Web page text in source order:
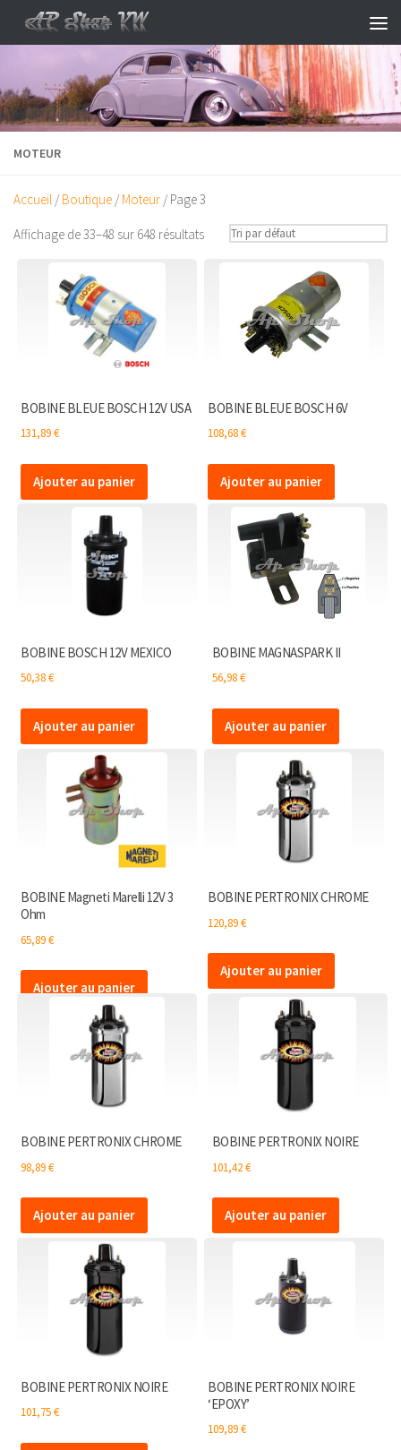
Skip to content
MOTEUR
Accueil / Boutique / Moteur / Page 3
Affichage de 33–48 sur 648 résultats
BOBINE BLEUE BOSCH 12V USA
131,89€
Ajouter au panier
BOBINE BLEUE BOSCH 6V
108,68€
Ajouter au panier
BOBINE BOSCH 12V MEXICO
50,38€
Ajouter au panier
BOBINE MAGNASPARK II
56,98€
Ajouter au panier
BOBINE Magneti Marelli 12V 3
Ohm
65,89€
Ajouter au panier
BOBINE PERTRONIX CHROME
120,89€
Ajouter au panier
BOBINE PERTRONIX CHROME
98,89€
Ajouter au panier
BOBINE PERTRONIX NOIRE
101,42€
Ajouter au panier
BOBINE PERTRONIX NOIRE
101,75€
BOBINE PERTRONIX NOIRE
‘EPOXY’
109,89€